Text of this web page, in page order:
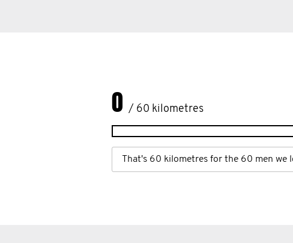
0 / 60 kilometres
That's 60 kilometres for the 60 men we